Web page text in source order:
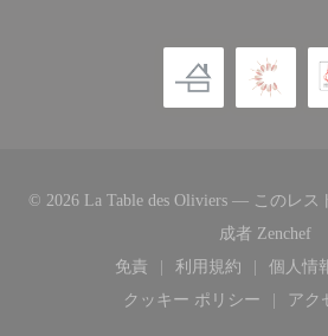
© 2026 La Table des Oliviers — このレス
成者 Zenchef((
免責
((新しいウィンドウで開
利用規約
((新しいウィ
個人情
クッキー ポリシー
((新しいウィン
アク